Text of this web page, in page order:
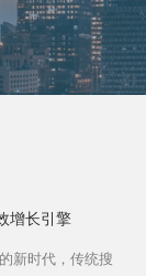
增长引擎
新时代，传统搜